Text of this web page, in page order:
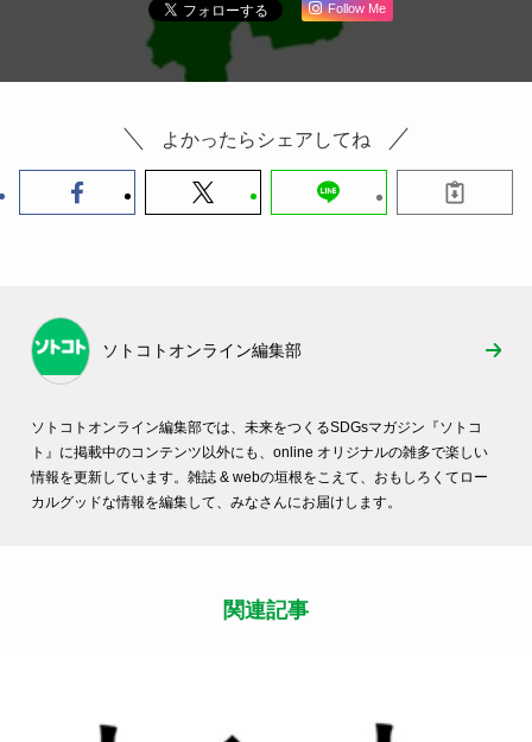
Follow Me
よかったらシェアしてね
ソトコトオンライン編集部
ソトコトオンライン編集部では、未来をつくるSDGsマガジン『ソトコ
ト』に掲載中のコンテンツ以外にも、online オリジナルの雑多で楽しい
情報を更新しています。雑誌 & webの垣根をこえて、おもしろくてロー
カルグッドな情報を編集して、みなさんにお届けします。
関連記事